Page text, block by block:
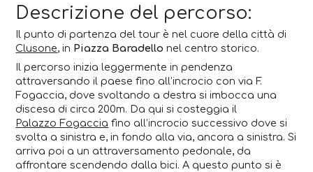
Descrizione del percorso:
Il punto di partenza del tour è nel cuore della città di
Clusone, in Piazza Baradello nel centro storico.
Il percorso inizia leggermente in pendenza
attraversando il paese fino all’incrocio con via F.
Fogaccia, dove svoltando a destra si imbocca una
discesa di circa 200m. Da qui si costeggia il
Palazzo Fogaccia fino all’incrocio successivo dove si
svolta a sinistra e, in fondo alla via, ancora a sinistra. Si
arriva poi a un attraversamento pedonale, da
affrontare scendendo dalla bici. A questo punto si è